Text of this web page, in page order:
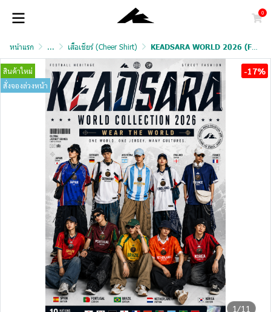
0
หน้าแรก ... เสื้อเชียร์ (Cheer Shirt) KEADSARA WORLD 2026 (FAN VERSION)
1/11
สินค้าใหม่
สั่งจองล่วงหน้า
-17%